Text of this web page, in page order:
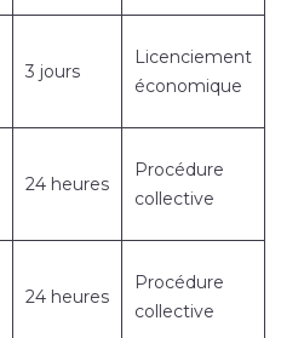
3 jours
Licenciement
économique
24 heures
Procédure
collective
24 heures
Procédure
collective